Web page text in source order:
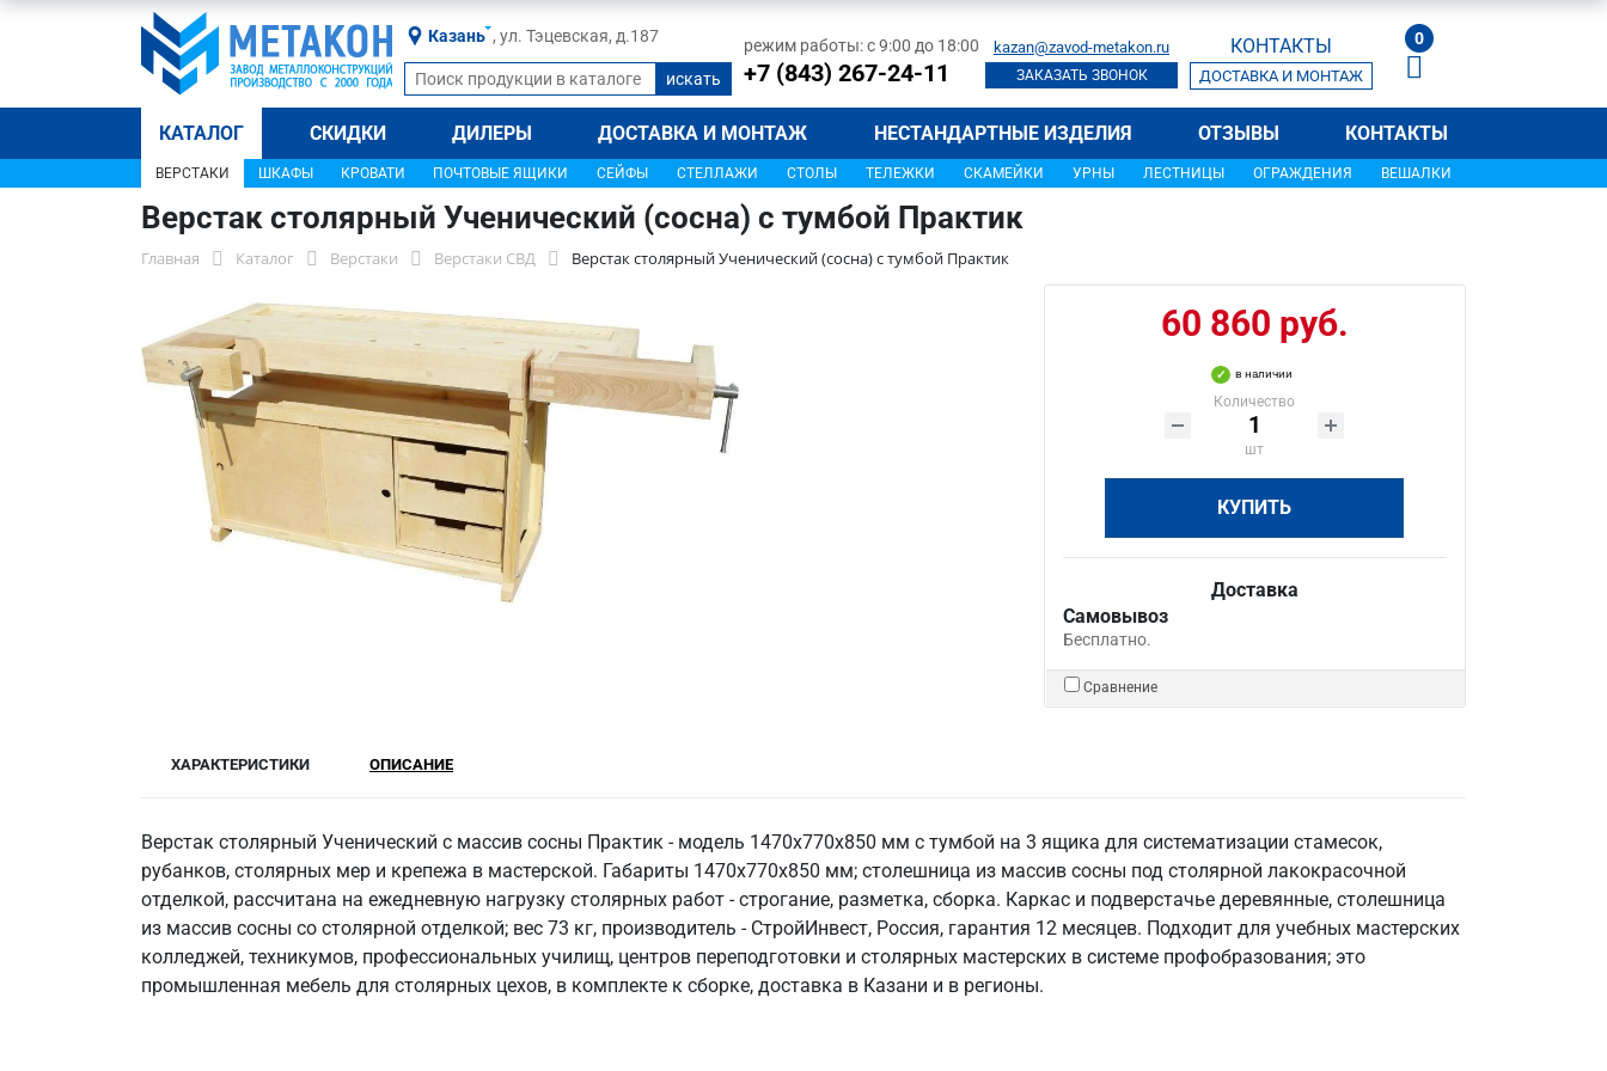
Казань , ул. Тэцевская, д.187 режим работы: с 9:00 до 18:00
+7 (843) 267-24-11
kazan@zavod-metakon.ru
ЗАКАЗАТЬ ЗВОНОК
КОНТАКТЫ
ДОСТАВКА И МОНТАЖ
0
КАТАЛОГ СКИДКИ ДИЛЕРЫ ДОСТАВКА И МОНТАЖ НЕСТАНДАРТНЫЕ ИЗДЕЛИЯ ОТЗЫВЫ КОНТАКТЫ
ВЕРСТАКИ ШКАФЫ КРОВАТИ ПОЧТОВЫЕ ЯЩИКИ СЕЙФЫ СТЕЛЛАЖИ СТОЛЫ ТЕЛЕЖКИ СКАМЕЙКИ УРНЫ ЛЕСТНИЦЫ ОГРАЖДЕНИЯ ВЕШАЛКИ
Верстак столярный Ученический (сосна) с тумбой Практик
Главная Каталог Верстаки Верстаки СВД Верстак столярный Ученический (сосна) с тумбой Практик
60 860 руб.
в наличии
Количество
шт
КУПИТЬ
Доставка
Самовывоз
Бесплатно.
Сравнение
ХАРАКТЕРИСТИКИ ОПИСАНИЕ
Верстак столярный Ученический с массив сосны Практик - модель 1470х770х850 мм с тумбой на 3 ящика для систематизации стамесок,
рубанков, столярных мер и крепежа в мастерской. Габариты 1470х770х850 мм; столешница из массив сосны под столярной лакокрасочной
отделкой, рассчитана на ежедневную нагрузку столярных работ - строгание, разметка, сборка. Каркас и подверстачье деревянные, столешница
из массив сосны со столярной отделкой; вес 73 кг, производитель - СтройИнвест, Россия, гарантия 12 месяцев. Подходит для учебных мастерских
колледжей, техникумов, профессиональных училищ, центров переподготовки и столярных мастерских в системе профобразования; это
промышленная мебель для столярных цехов, в комплекте к сборке, доставка в Казани и в регионы.